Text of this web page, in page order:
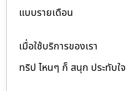
แบบรายเดือน
เมื่อใช้บริการของเรา
ทริป ไหนๆ ก็ สนุก ประทับใจ